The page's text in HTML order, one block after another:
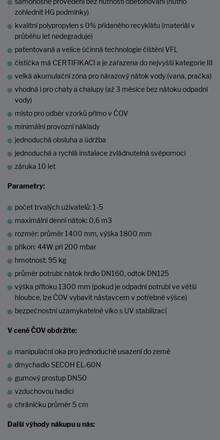
zohlednit HG podmínky)
kvalitní polypropylen s 0% přidaného recyklátu (materiál v
průběhu let nedegraduje)
patentovaná a velice účinná technologie čištění VFL
čistička má CERTIFIKACI a je zařazena do nejvyšší kategorie III
velká akumulační zóna pro nárazový nátok vody (vana, pračka)
vhodná i pro chaty a chalupy (až 3 měsíce bez nátoku odpadní
vody)
místo pro odběr vzorků přímo v ČOV
minimální provozní náklady
jednoduchá obsluha a údržba
jednoduchá a rychlá instalace zvládnutelná svépomocí
záruka 10 let
Parametry:
počet trvalých uživatelů: 1-5
maximální denní nátok: 0,6 m3
rozměr: průměr 1400 mm, výška 1800 mm
příkon: 44W při 200 mbar
hmotnost: 95 kg
průměr potrubí: nátok hrdlo DN160, odtok DN125
výška přítoku 1300 mm (pokud je odpadní potrubí ve větší
hloubce, lze ČOV vybavit nástavcem v potřebné výšce)
bezpečnostní uzamykatelné víko s UV stabilizací
V ceně ČOV obdržíte:
manipulační oka pro jednoduché usazení do země
dmychadlo SECOH EL-60N
gumový prostup DN50
vzduchovou hadici
chráničku průměr 5 cm
Další výhody nákupu u nás: